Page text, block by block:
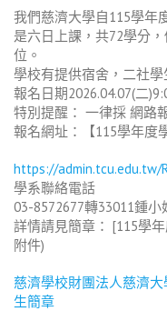
我們慈濟大學自115學年
是六日上課，共72學分
位。
學校有提供宿舍，二社
報名日期2026.04.07(二
特別提醒： 一律採 網路
報名網址：【115學年度
https://admin.tcu.edu.tw/
學系聯絡電話
03-8572677轉33011鍾小
詳情請見簡章： [115學
附件)
慈濟學校財團法人慈濟
生簡章